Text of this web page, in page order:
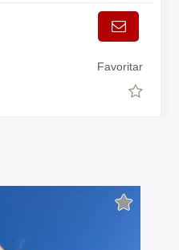
Favoritar